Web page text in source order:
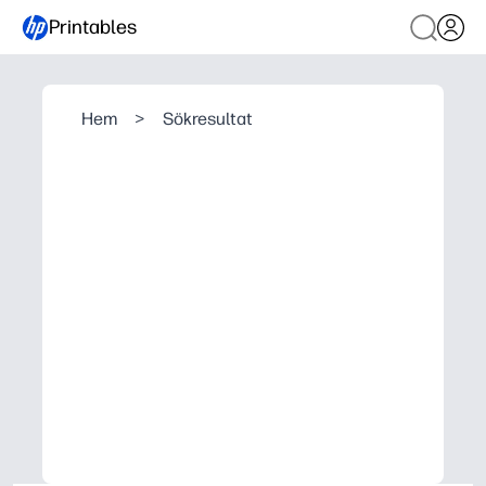
Printables
Hem > Sökresultat